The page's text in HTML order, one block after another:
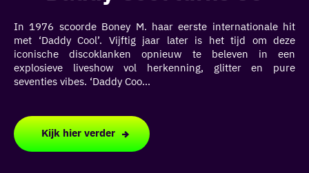
In 1976 scoorde Boney M. haar eerste internationale hit
met ‘Daddy Cool’. Vijftig jaar later is het tijd om deze
iconische discoklanken opnieuw te beleven in een
explosieve liveshow vol herkenning, glitter en pure
seventies vibes. ‘Daddy Coo...
Kijk hier verder
de